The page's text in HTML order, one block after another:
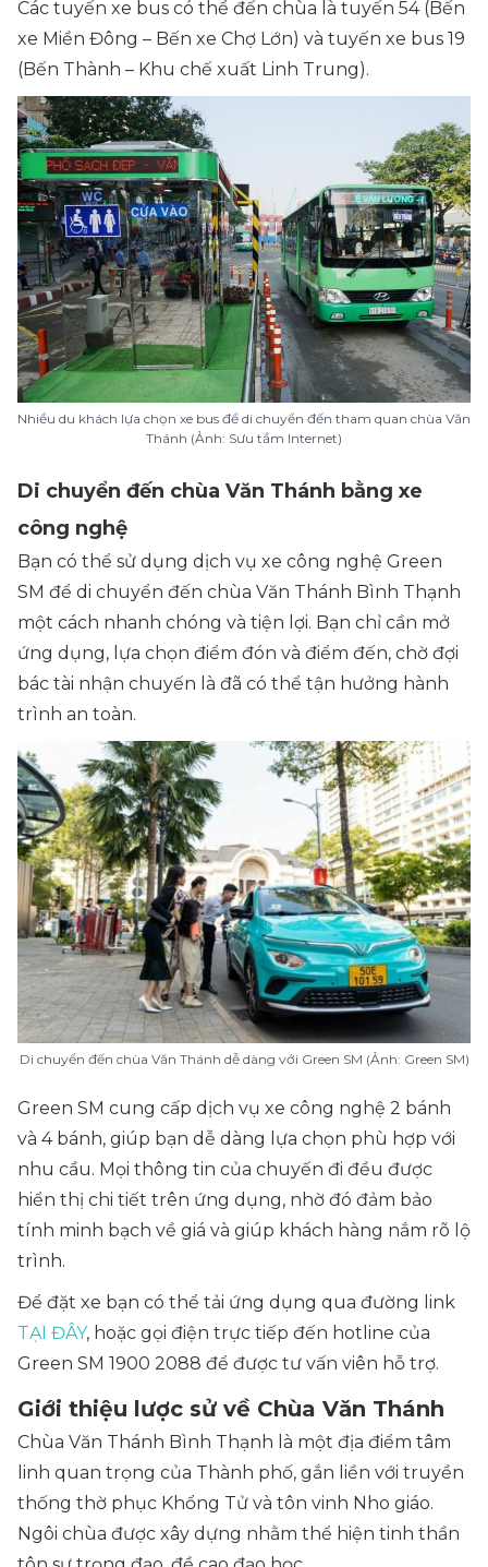
Các tuyến xe bus có thể đến chùa là tuyến 54 (Bến
xe Miền Đông – Bến xe Chợ Lớn) và tuyến xe bus 19
(Bến Thành – Khu chế xuất Linh Trung).
Nhiều du khách lựa chọn xe bus để di chuyển đến tham quan chùa Văn
Thánh (Ảnh: Sưu tầm Internet)
Di chuyển đến chùa Văn Thánh bằng xe
công nghệ
Bạn có thể sử dụng dịch vụ xe công nghệ Green
SM để di chuyển đến chùa Văn Thánh Bình Thạnh
một cách nhanh chóng và tiện lợi. Bạn chỉ cần mở
ứng dụng, lựa chọn điểm đón và điểm đến, chờ đợi
bác tài nhận chuyến là đã có thể tận hưởng hành
trình an toàn.
Di chuyển đến chùa Văn Thánh dễ dàng với Green SM (Ảnh: Green SM)
Green SM cung cấp dịch vụ xe công nghệ 2 bánh
và 4 bánh, giúp bạn dễ dàng lựa chọn phù hợp với
nhu cầu. Mọi thông tin của chuyến đi đều được
hiển thị chi tiết trên ứng dụng, nhờ đó đảm bảo
tính minh bạch về giá và giúp khách hàng nắm rõ lộ
trình.
Để đặt xe bạn có thể tải ứng dụng qua đường link
TẠI ĐÂY, hoặc gọi điện trực tiếp đến hotline của
Green SM 1900 2088 để được tư vấn viên hỗ trợ.
Giới thiệu lược sử về Chùa Văn Thánh
Chùa Văn Thánh Bình Thạnh là một địa điểm tâm
linh quan trọng của Thành phố, gắn liền với truyền
thống thờ phục Khổng Tử và tôn vinh Nho giáo.
Ngôi chùa được xây dựng nhằm thể hiện tinh thần